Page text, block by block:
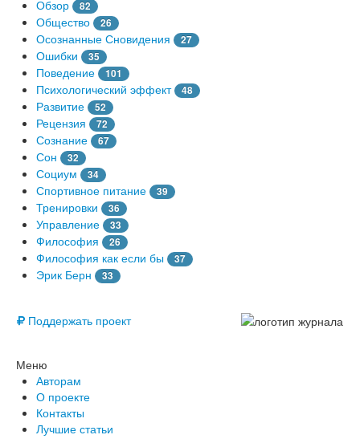
Обзор 82
Общество 26
Осознанные Сновидения 27
Ошибки 35
Поведение 101
Психологический эффект 48
Развитие 52
Рецензия 72
Сознание 67
Сон 32
Социум 34
Спортивное питание 39
Тренировки 36
Управление 33
Философия 26
Философия как если бы 37
Эрик Берн
33
Поддержать проект
Меню
Авторам
О проекте
Контакты
Лучшие статьи